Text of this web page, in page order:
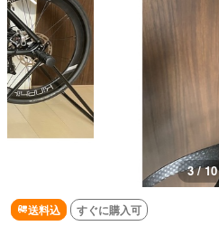
3 / 10
送料込 すぐに購入可